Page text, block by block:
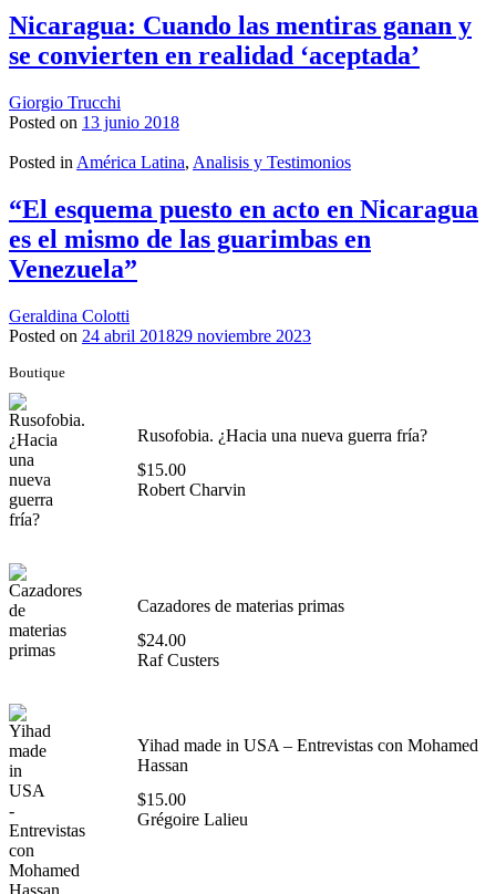
Nicaragua: Cuando las mentiras ganan y
se convierten en realidad ‘aceptada’
Giorgio Trucchi
Posted on 13 junio 2018
Posted in América Latina, Analisis y Testimonios
“El esquema puesto en acto en Nicaragua
es el mismo de las guarimbas en
Venezuela”
Geraldina Colotti
Posted on 24 abril 201829 noviembre 2023
Boutique
Rusofobia. ¿Hacia una nueva guerra fría?
$15.00
Robert Charvin
Cazadores de materias primas
$24.00
Raf Custers
Yihad made in USA – Entrevistas con Mohamed
Hassan
$15.00
Grégoire Lalieu